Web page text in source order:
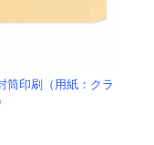
筒印刷（用紙：クラ